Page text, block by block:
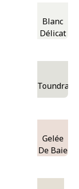
Blanc
Délicat
Toundra
Gelée
De Baie